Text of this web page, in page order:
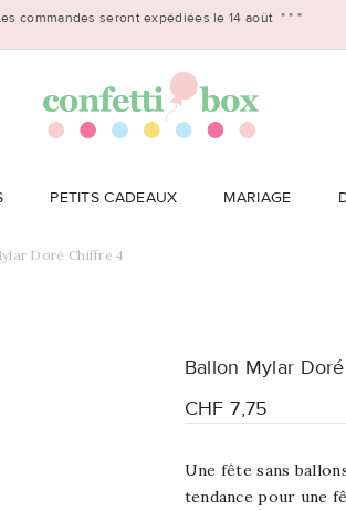
commandes seront expédiées le 14 août * * *
PETITS CADEAUX MARIAGE
Doré Chiffre 4
Ballon Mylar
CHF 7,75
Une fête sans
tendance pour une